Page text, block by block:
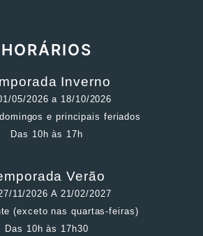
HORÁRIOS
Inverno
05/2026 a 18/10/2026
e principais feriados
Das 10h às 17h
Verão
11/2026 A 21/02/2027
(exceto nas quartas-feiras)
Das 10h às 17h30